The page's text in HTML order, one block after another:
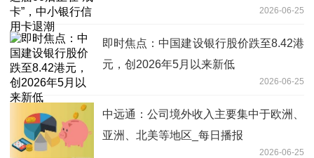
2026-06-25
即时焦点：中国建设银行股价跌至8.42港
元，创2026年5月以来新低
2026-06-25
中远通：公司境外收入主要集中于欧洲、
亚洲、北美等地区_每日播报
2026-06-25